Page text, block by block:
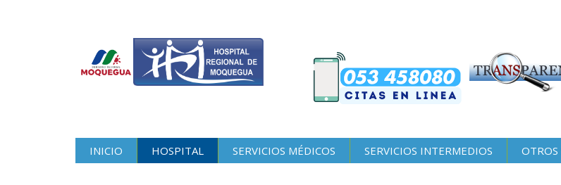
INICIO HOSPITAL SERVICIOS MÉDICOS SERVICIOS INTERMEDIOS OTROS